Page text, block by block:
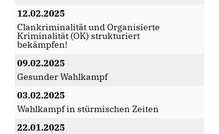
12.02.2025
Clankriminalität und Organisierte
Kriminalität (OK) strukturiert
bekämpfen!
09.02.2025
Gesunder Wahlkampf
03.02.2025
Wahlkampf in stürmischen Zeiten
22.01.2025